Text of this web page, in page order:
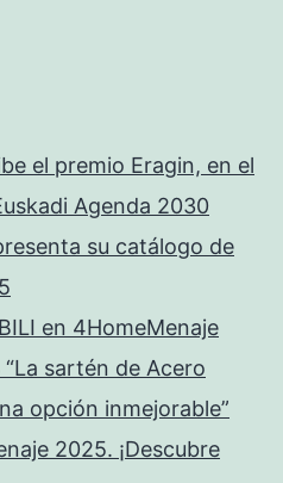
el premio Eragin, en el
Agenda 2030
su catálogo de
en 4HomeMenaje
“La sartén de Acero
opción inmejorable”
2025. ¡Descubre